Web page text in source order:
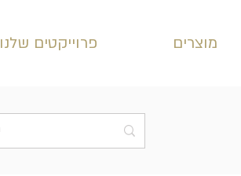
מוצרים פרוייקטים שלנו